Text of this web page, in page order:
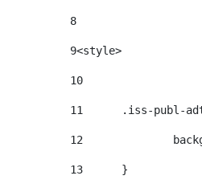
8
9<style>
10
11
.iss-publ-
12
13
	}